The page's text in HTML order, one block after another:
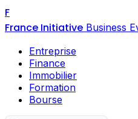
F
France Initiative Business
Entreprise
Finance
Immobilier
Formation
Bourse